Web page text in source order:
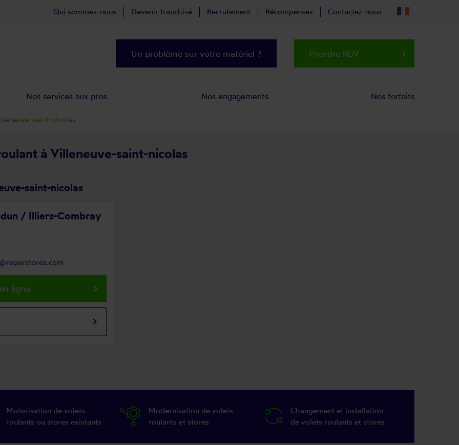
à Villeneuve-saint-nicolas
saint-nicolas
/ Illiers-Combray
ligne keyboard_arrow_right
keyboard_arrow_right
Motorisation de volets
roulants ou stores existants
Modernisation de volets
roulants et stores
Changement et installation
de volets roulants et stores
saint-nicolas
Qui sommes-nous Devenir franchisé Recrutement Récompenses Contactez-nous
Un problème sur votre matériel ? Prendre RDV keyboard_arrow_right
Nos services aux pros Nos engagements Nos forfaits